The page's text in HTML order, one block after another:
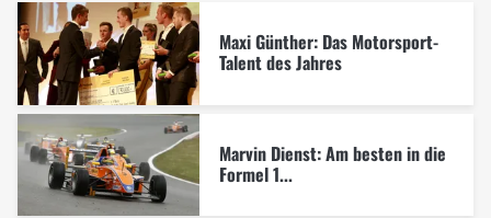
Maxi Günther: Das Motorsport-
Talent des Jahres
Marvin Dienst: Am besten in die
Formel 1...